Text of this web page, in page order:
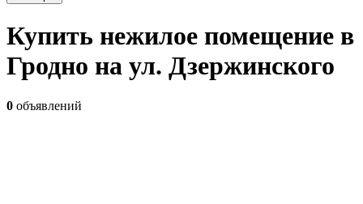
Купить нежилое помещение в
Гродно на ул. Дзержинского
0 объявлений